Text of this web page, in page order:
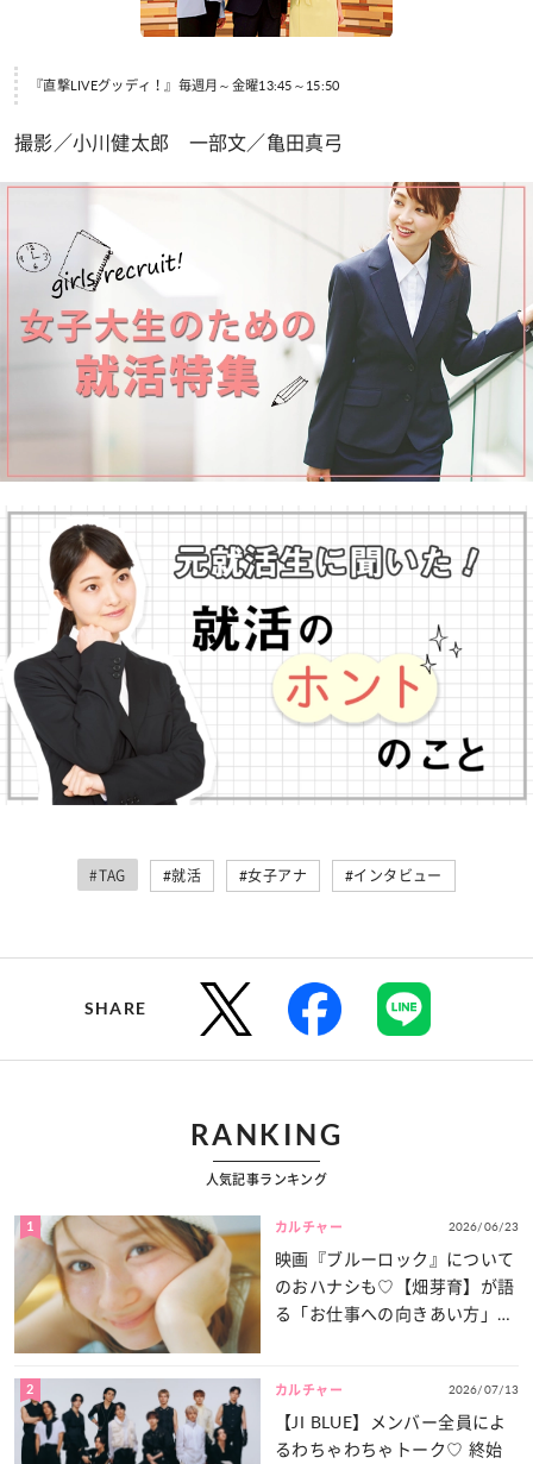
『直撃LIVEグッディ！』毎週月～金曜13:45～15:50
撮影／小川健太郎 一部文／亀田真弓
#TAG #就活 #女子アナ #インタビュー
SHARE
RANKING
人気記事ランキング
1 カルチャー 2026/06/23
映画『ブルーロック』について
のおハナシも♡【畑芽育】が語
る「お仕事への向きあい方」と
2 カルチャー 2026/07/13
【JI BLUE】メンバー全員によ
るわちゃわちゃトーク♡ 終始